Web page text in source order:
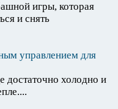
игры, которая
и снять
управлением для
достаточно холодно и